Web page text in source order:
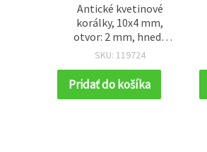
Antické kvetinové
korálky, 10x4 mm,
otvor: 2 mm, hnedá
farba, 50 g (~160 ks)
SKU: 119724
Pridať do košíka